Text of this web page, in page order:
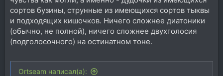
сортов бузины, струнные из имеющихся сортов тыквы
и подходящих кишочков. Ничего сложнее диатоники
(обычно, не полной), ничего сложнее двухголосия
(подголосочного) на остинатном тоне.
Ortseam написал(а):